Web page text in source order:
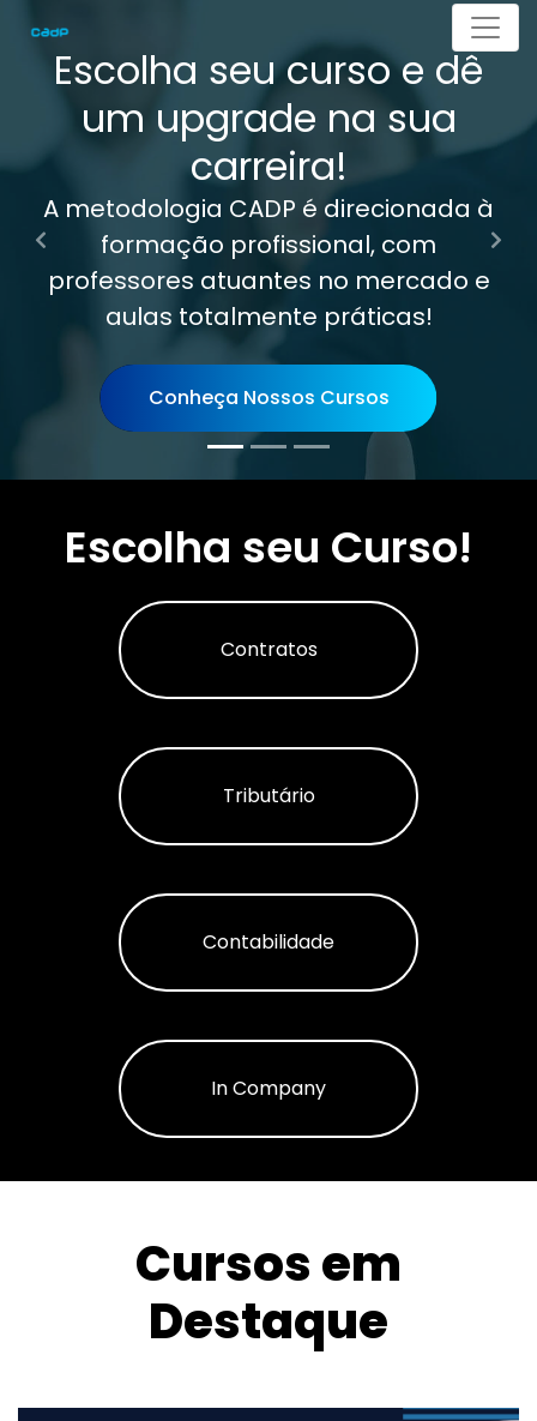
Menu
Escolha seu curso e dê
um upgrade na sua
carreira!
A metodologia CADP é direcionada à
formação profissional, com
professores atuantes no mercado e
aulas totalmente práticas!
Conheça Nossos Cursos
Escolha seu Curso!
Contratos
Tributário
Contabilidade
In Company
Cursos em
Destaque